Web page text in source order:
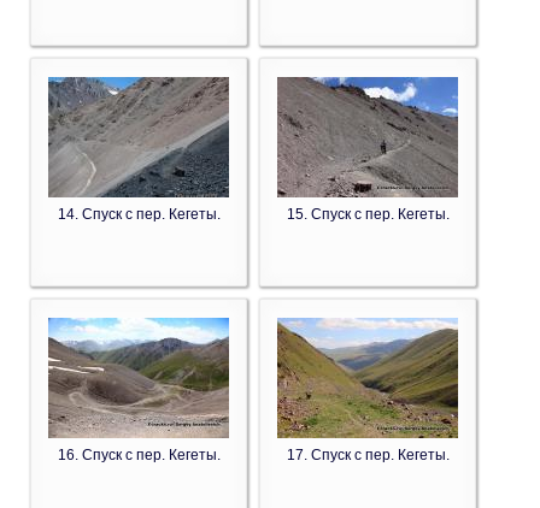
14. Спуск с пер. Кегеты. 15. Спуск с пер. Кегеты.
16. Спуск с пер. Кегеты. 17. Спуск с пер. Кегеты.